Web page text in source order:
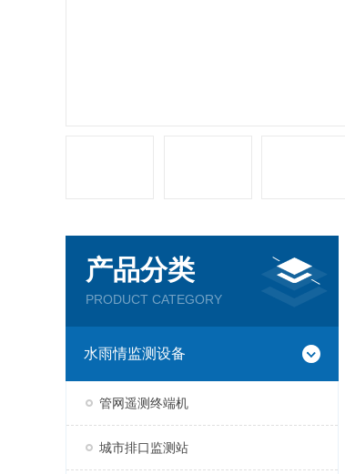
产品分类
PRODUCT CATEGORY
水雨情监测设备
管网遥测终端机
城市排口监测站